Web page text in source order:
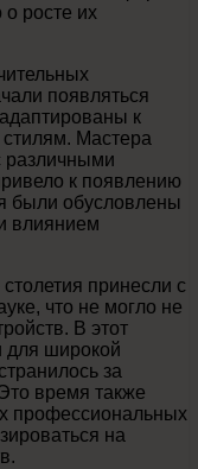
о росте их
появляться
к
Мастера
различными
к появлению
были обусловлены
влиянием
принесли с
что не могло не
В этот
для широкой
за
время также
профессиональных
на